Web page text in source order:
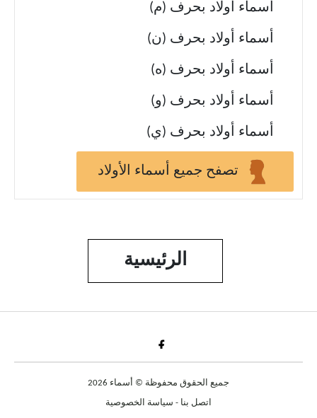
أسماء أولاد بحرف (م)
أسماء أولاد بحرف (ن)
أسماء أولاد بحرف (ه)
أسماء أولاد بحرف (و)
أسماء أولاد بحرف (ي)
تصفح جميع أسماء الأولاد
الرئيسية
Fac
جميع الحقوق محفوظة © أسماء 2026
اتصل بنا - سياسة الخصوصية